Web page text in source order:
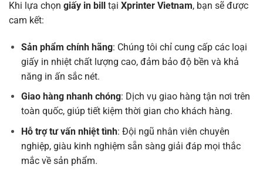
Khi lựa chọn giấy in bill tại Xprinter Vietnam, bạn sẽ được
cam kết:
Sản phẩm chính hãng: Chúng tôi chỉ cung cấp các loại
giấy in nhiệt chất lượng cao, đảm bảo độ bền và khả
năng in ấn sắc nét.
Giao hàng nhanh chóng: Dịch vụ giao hàng tận nơi trên
toàn quốc, giúp tiết kiệm thời gian cho khách hàng.
Hỗ trợ tư vấn nhiệt tình: Đội ngũ nhân viên chuyên
nghiệp, giàu kinh nghiệm sẵn sàng giải đáp mọi thắc
mắc về sản phẩm.